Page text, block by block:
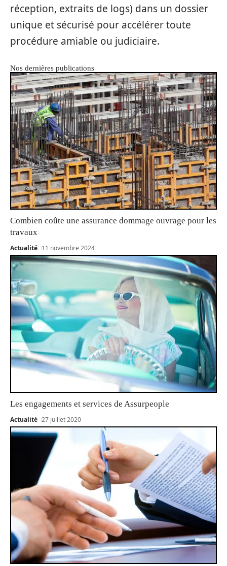
réception, extraits de logs) dans un dossier
unique et sécurisé pour accélérer toute
procédure amiable ou judiciaire.
Nos dernières publications
Combien coûte une assurance dommage ouvrage pour les
travaux
Actualité 11 novembre 2024
Les engagements et services de Assurpeople
Actualité 27 juillet 2020